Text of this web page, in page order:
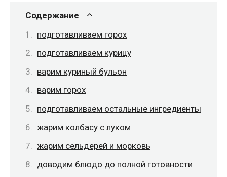
Содержание
подготавливаем горох
подготавливаем курицу
варим куриный бульон
варим горох
подготавливаем остальные ингредиенты
жарим колбасу с луком
жарим сельдерей и морковь
доводим блюдо до полной готовности